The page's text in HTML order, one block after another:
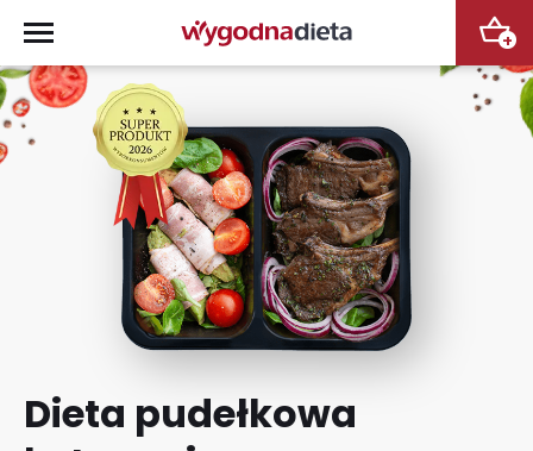
+
Dieta pudełkowa